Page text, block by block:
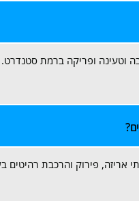
וטעינה ופריקה ברמת סטנדרט.
אריזה, פירוק והרכבת רהיטים